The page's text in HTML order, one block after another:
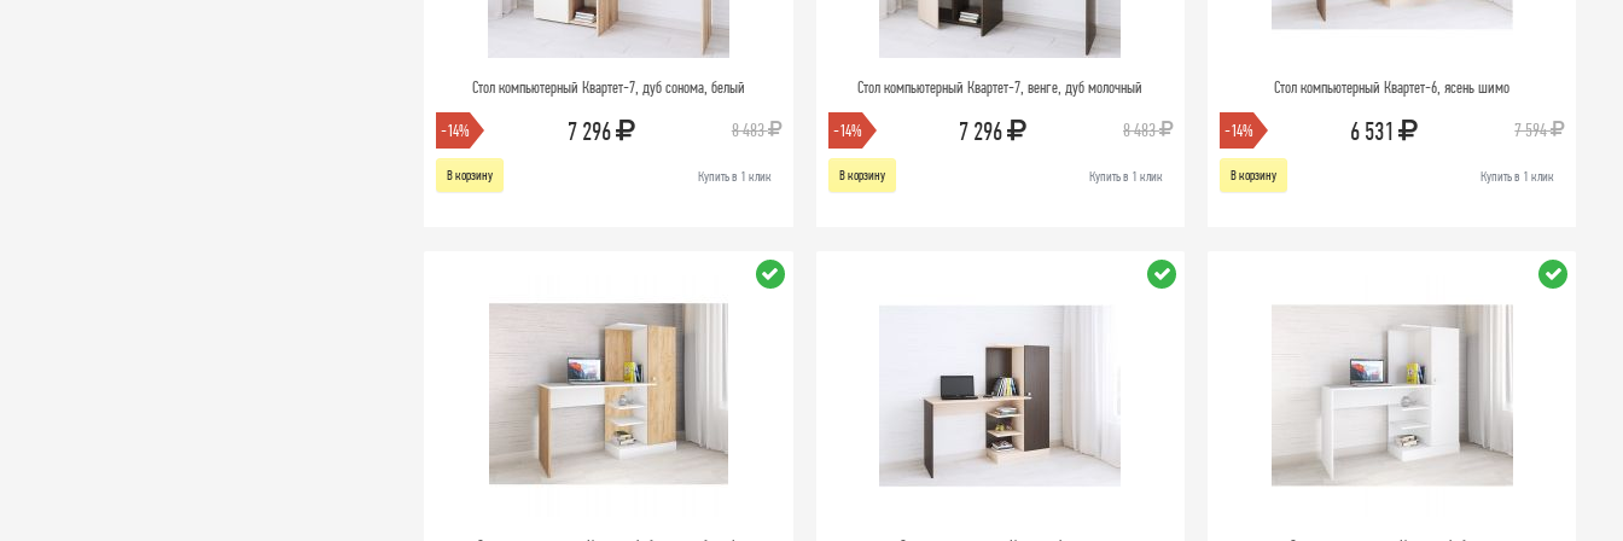
Стол компьютерный Квартет-7, дуб сонома, белый
-14% 7 296 8 483
В корзину Купить в 1 клик
Стол компьютерный Квартет-7, венге, дуб молочный
-14% 7 296 8 483
В корзину Купить в 1 клик
Стол компьютерный Квартет-6, ясень шимо
-14% 6 531 7 594
В корзину Купить в 1 клик